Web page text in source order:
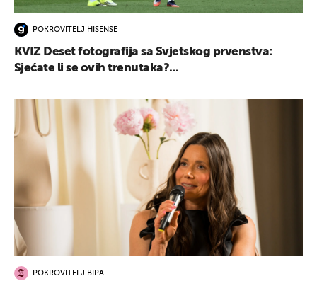
POKROVITELJ HISENSE
KVIZ Deset fotografija sa Svjetskog prvenstva:
Sjećate li se ovih trenutaka?...
POKROVITELJ BIPA